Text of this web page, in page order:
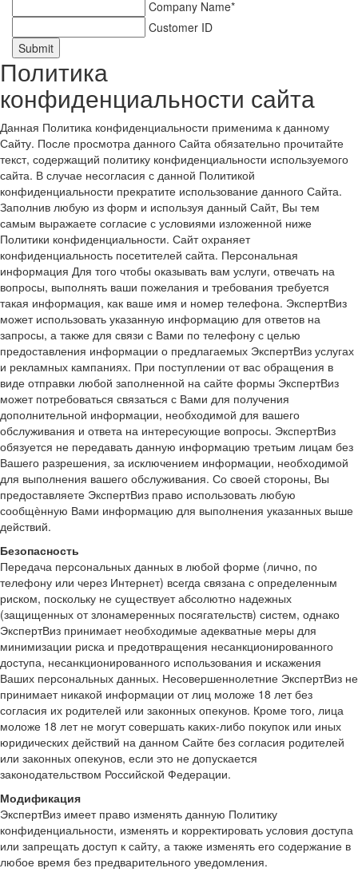
Company Name*
Customer ID
Submit
Политика
конфиденциальности сайта
Данная Политика конфиденциальности применима к данному
Сайту. После просмотра данного Сайта обязательно прочитайте
текст, содержащий политику конфиденциальности используемого
сайта. В случае несогласия с данной Политикой
конфиденциальности прекратите использование данного Сайта.
Заполнив любую из форм и используя данный Сайт, Вы тем
самым выражаете согласие с условиями изложенной ниже
Политики конфиденциальности. Сайт охраняет
конфиденциальность посетителей сайта. Персональная
информация Для того чтобы оказывать вам услуги, отвечать на
вопросы, выполнять ваши пожелания и требования требуется
такая информация, как ваше имя и номер телефона. ЭкспертВиз
может использовать указанную информацию для ответов на
запросы, а также для связи с Вами по телефону с целью
предоставления информации о предлагаемых ЭкспертВиз услугах
и рекламных кампаниях. При поступлении от вас обращения в
виде отправки любой заполненной на сайте формы ЭкспертВиз
может потребоваться связаться с Вами для получения
дополнительной информации, необходимой для вашего
обслуживания и ответа на интересующие вопросы. ЭкспертВиз
обязуется не передавать данную информацию третьим лицам без
Вашего разрешения, за исключением информации, необходимой
для выполнения вашего обслуживания. Со своей стороны, Вы
предоставляете ЭкспертВиз право использовать любую
сообщѐнную Вами информацию для выполнения указанных выше
действий.
Безопасность
Передача персональных данных в любой форме (лично, по
телефону или через Интернет) всегда связана с определенным
риском, поскольку не существует абсолютно надежных
(защищенных от злонамеренных посягательств) систем, однако
ЭкспертВиз принимает необходимые адекватные меры для
минимизации риска и предотвращения несанкционированного
доступа, несанкционированного использования и искажения
Ваших персональных данных. Несовершеннолетние ЭкспертВиз не
принимает никакой информации от лиц моложе 18 лет без
согласия их родителей или законных опекунов. Кроме того, лица
моложе 18 лет не могут совершать каких-либо покупок или иных
юридических действий на данном Сайте без согласия родителей
или законных опекунов, если это не допускается
законодательством Российской Федерации.
Модификация
ЭкспертВиз имеет право изменять данную Политику
конфиденциальности, изменять и корректировать условия доступа
или запрещать доступ к сайту, а также изменять его содержание в
любое время без предварительного уведомления.